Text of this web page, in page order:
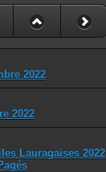
2022
2022
Lauragaises 2022